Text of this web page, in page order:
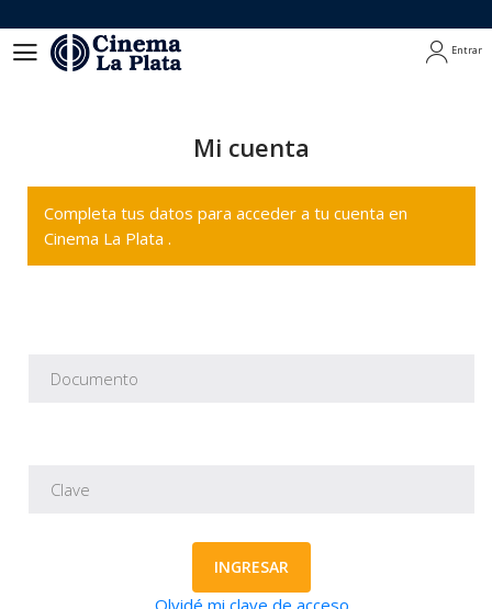
Entrar
Mi cuenta
Completa tus datos para acceder a tu cuenta en
Cinema La Plata .
INGRESAR
Olvidé mi clave de acceso